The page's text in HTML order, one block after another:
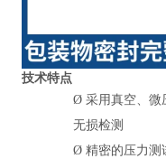
技术特点
Ø 采用真空、微
无损检测
Ø 精密的压力测